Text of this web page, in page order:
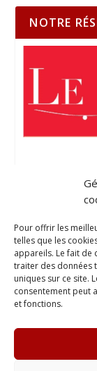
Pour offrir les
telles que les
appareils. Le fait de
traiter des données
uniques sur ce site.
consentement peut
et fonctions.
NOTRE